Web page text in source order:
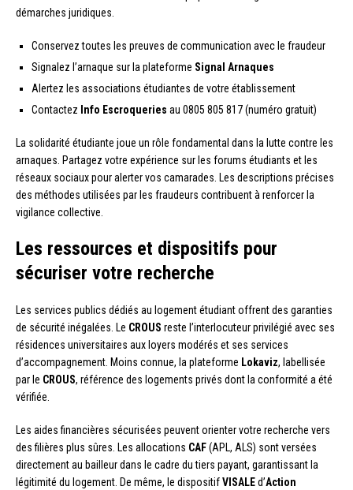
démarches juridiques.
Conservez toutes les preuves de communication avec le fraudeur
Signalez l’arnaque sur la plateforme Signal Arnaques
Alertez les associations étudiantes de votre établissement
Contactez Info Escroqueries au 0805 805 817 (numéro gratuit)
La solidarité étudiante joue un rôle fondamental dans la lutte contre les
arnaques. Partagez votre expérience sur les forums étudiants et les
réseaux sociaux pour alerter vos camarades. Les descriptions précises
des méthodes utilisées par les fraudeurs contribuent à renforcer la
vigilance collective.
Les ressources et dispositifs pour
sécuriser votre recherche
Les services publics dédiés au logement étudiant offrent des garanties
de sécurité inégalées. Le CROUS reste l’interlocuteur privilégié avec ses
résidences universitaires aux loyers modérés et ses services
d’accompagnement. Moins connue, la plateforme Lokaviz, labellisée
par le CROUS, référence des logements privés dont la conformité a été
vérifiée.
Les aides financières sécurisées peuvent orienter votre recherche vers
des filières plus sûres. Les allocations CAF(APL, ALS) sont versées
directement au bailleur dans le cadre du tiers payant, garantissant la
légitimité du logement. De même, le dispositifVISALEd’Action